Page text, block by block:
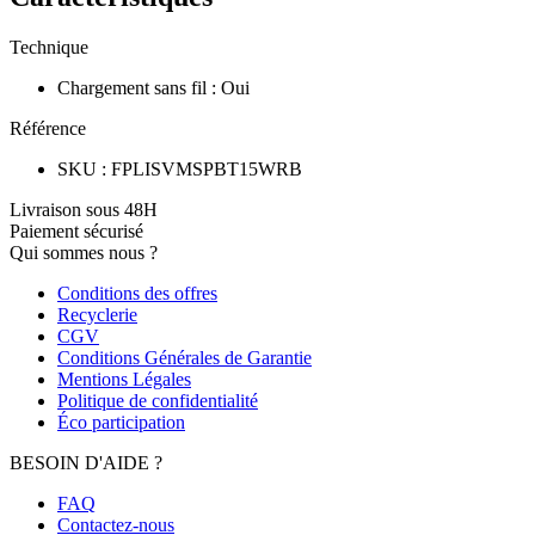
Technique
Chargement sans fil : Oui
Référence
SKU : FPLISVMSPBT15WRB
Livraison sous 48H
Paiement sécurisé
Qui sommes nous ?
Conditions des offres
Recyclerie
CGV
Conditions Générales de Garantie
Mentions Légales
Politique de confidentialité
Éco participation
BESOIN D'AIDE ?
FAQ
Contactez-nous